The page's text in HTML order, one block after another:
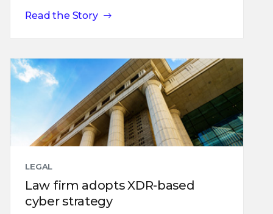
Read the Story
LEGAL
Law firm adopts XDR-based
cyber strategy